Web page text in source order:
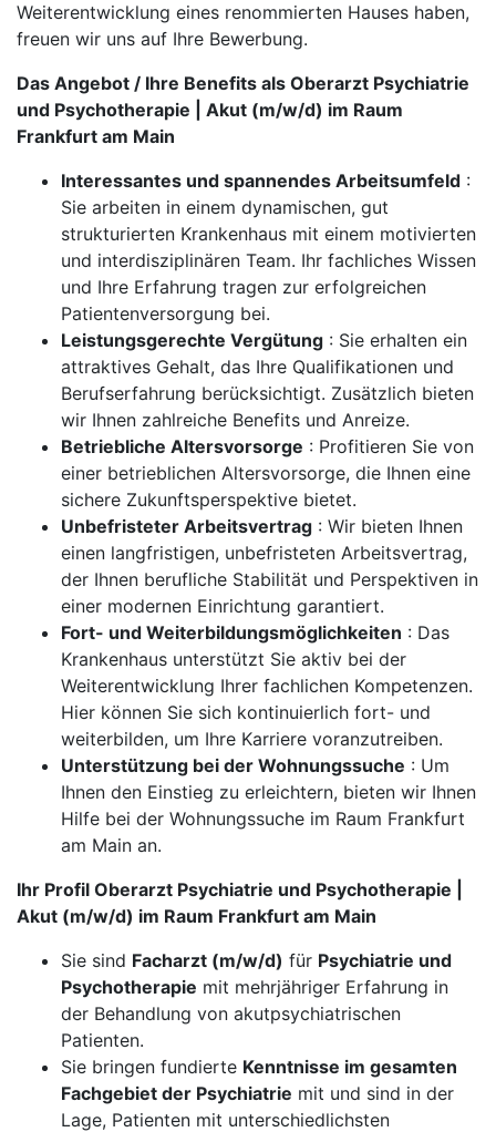
Weiterentwicklung eines renommierten Hauses haben,
freuen wir uns auf Ihre Bewerbung.
Das Angebot / Ihre Benefits als Oberarzt Psychiatrie
und Psychotherapie | Akut (m/w/d) im Raum
Frankfurt am Main
Interessantes und spannendes Arbeitsumfeld :
Sie arbeiten in einem dynamischen, gut
strukturierten Krankenhaus mit einem motivierten
und interdisziplinären Team. Ihr fachliches Wissen
und Ihre Erfahrung tragen zur erfolgreichen
Patientenversorgung bei.
Leistungsgerechte Vergütung : Sie erhalten ein
attraktives Gehalt, das Ihre Qualifikationen und
Berufserfahrung berücksichtigt. Zusätzlich bieten
wir Ihnen zahlreiche Benefits und Anreize.
Betriebliche Altersvorsorge : Profitieren Sie von
einer betrieblichen Altersvorsorge, die Ihnen eine
sichere Zukunftsperspektive bietet.
Unbefristeter Arbeitsvertrag : Wir bieten Ihnen
einen langfristigen, unbefristeten Arbeitsvertrag,
der Ihnen berufliche Stabilität und Perspektiven in
einer modernen Einrichtung garantiert.
Fort- und Weiterbildungsmöglichkeiten : Das
Krankenhaus unterstützt Sie aktiv bei der
Weiterentwicklung Ihrer fachlichen Kompetenzen.
Hier können Sie sich kontinuierlich fort- und
weiterbilden, um Ihre Karriere voranzutreiben.
Unterstützung bei der Wohnungssuche : Um
Ihnen den Einstieg zu erleichtern, bieten wir Ihnen
Hilfe bei der Wohnungssuche im Raum Frankfurt
am Main an.
Ihr Profil Oberarzt Psychiatrie und Psychotherapie |
Akut (m/w/d) im Raum Frankfurt am Main
Sie sind Facharzt (m/w/d) für Psychiatrie und
Psychotherapie mit mehrjähriger Erfahrung in
der Behandlung von akutpsychiatrischen
Patienten.
Sie bringen fundierte Kenntnisse im gesamten
Fachgebiet der Psychiatrie mit und sind in der
Lage, Patienten mit unterschiedlichsten